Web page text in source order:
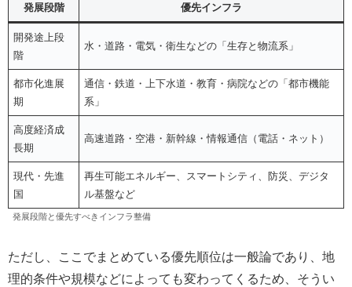
発展段階 優先インフラ
開発途上段
階
水・道路・電気・衛生などの「生存と物流系」
都市化進展
期
通信・鉄道・上下水道・教育・病院などの「都市機能
系」
高度経済成
長期
高速道路・空港・新幹線・情報通信（電話・ネット）
現代・先進
国
再生可能エネルギー、スマートシティ、防災、デジタ
ル基盤など
発展段階と優先すべきインフラ整備
ただし、ここでまとめている優先順位は一般論であり、地
理的条件や規模などによっても変わってくるため、そうい